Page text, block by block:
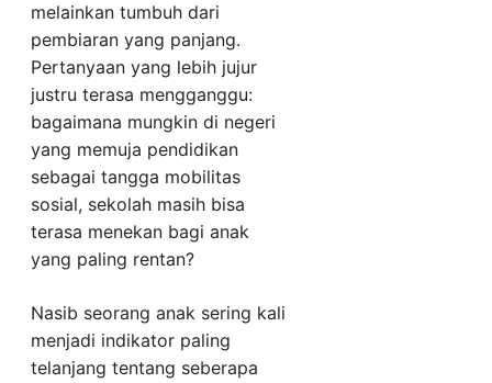
melainkan tumbuh dari
pembiaran yang panjang.
Pertanyaan yang lebih jujur
justru terasa mengganggu:
bagaimana mungkin di negeri
yang memuja pendidikan
sebagai tangga mobilitas
sosial, sekolah masih bisa
terasa menekan bagi anak
yang paling rentan?
Nasib seorang anak sering kali
menjadi indikator paling
telanjang tentang seberapa